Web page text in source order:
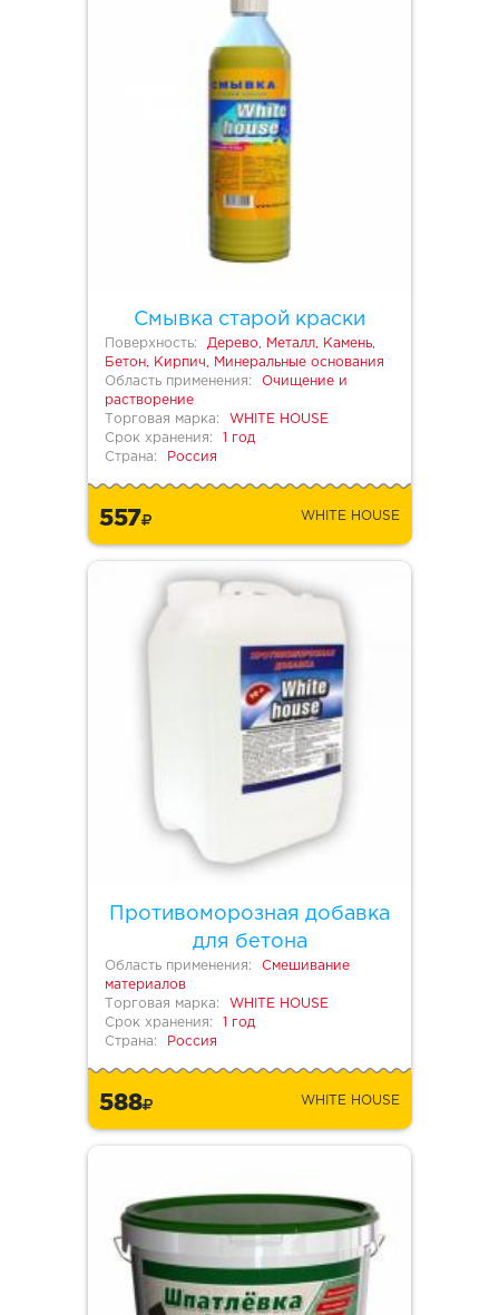
Смывка старой краски
Поверхность:
Дерево, Металл, Камень,
Бетон, Кирпич, Минеральные основания
Область применения:
Очищение и
растворение
Торговая марка:
WHITE HOUSE
Срок хранения:
1 год
Страна:
Россия
557 WHITE HOUSE
Противоморозная добавка
для бетона
Область применения:
Смешивание
материалов
Торговая марка:
WHITE HOUSE
Срок хранения:
1 год
Страна:
Россия
588 WHITE HOUSE